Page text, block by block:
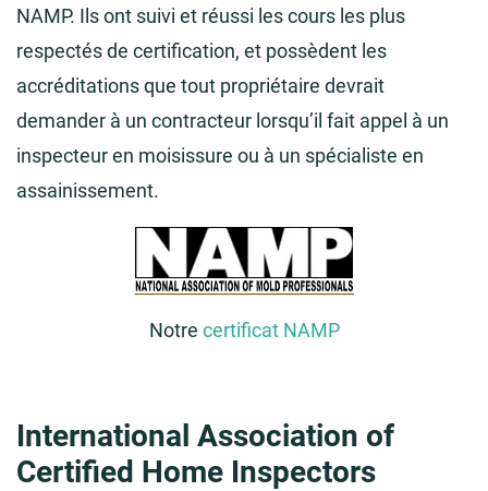
NAMP. Ils ont suivi et réussi les cours les plus
respectés de certification, et possèdent les
accréditations que tout propriétaire devrait
demander à un contracteur lorsqu’il fait appel à un
inspecteur en moisissure ou à un spécialiste en
assainissement.
Notre certificat NAMP
International Association of
Certified Home Inspectors